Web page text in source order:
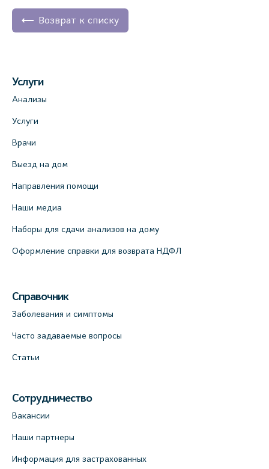
Возврат к списку
Услуги
Анализы
Услуги
Врачи
Выезд на дом
Направления помощи
Наши медиа
Наборы для сдачи анализов на дому
Оформление справки для возврата НДФЛ
Справочник
Заболевания и симптомы
Часто задаваемые вопросы
Статьи
Сотрудничество
Вакансии
Наши партнеры
Информация для застрахованных